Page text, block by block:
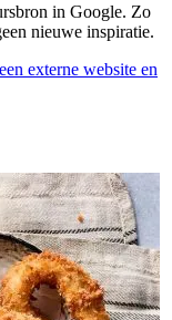
in Google. Zo
nieuwe inspiratie.
externe website en